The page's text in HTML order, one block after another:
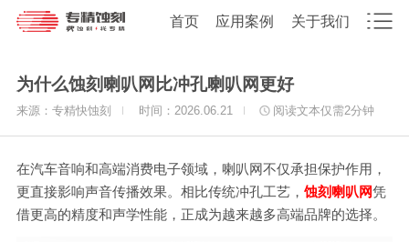
首页 应用案例 关于我们
为什么蚀刻喇叭网比冲孔喇叭网更好
来源：专精快蚀刻 时间：2026.06.21 阅读文本仅需2分钟
在汽车音响和高端消费电子领域，喇叭网不仅承担保护作用，
更直接影响声音传播效果。相比传统冲孔工艺， 蚀刻喇叭网凭
借更高的精度和声学性能，正成为越来越多高端品牌的选择。